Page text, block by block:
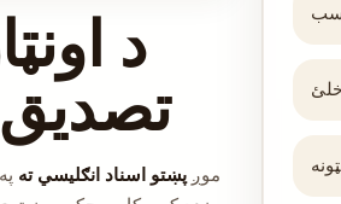
د
موږ پښتو اسناد انګلیسي ته